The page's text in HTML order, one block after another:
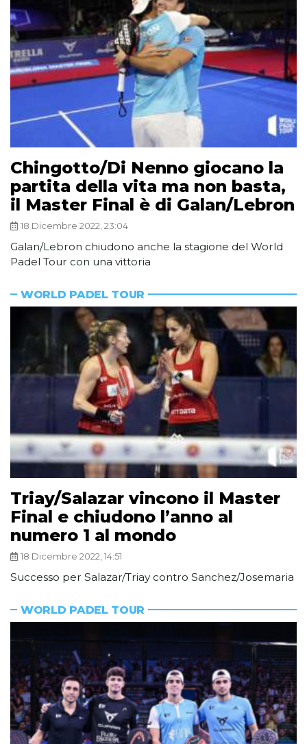
Chingotto/Di Nenno giocano la
partita della vita ma non basta,
il Master Final è di Galan/Lebron
18 Dicembre 2022, 23:04
Galan/Lebron chiudono anche la stagione del World
Padel Tour con una vittoria
WORLD PADEL TOUR
Triay/Salazar vincono il Master
Final e chiudono l’anno al
numero 1 al mondo
18 Dicembre 2022, 14:51
Successo per Salazar/Triay contro Sanchez/Josemaria
WORLD PADEL TOUR